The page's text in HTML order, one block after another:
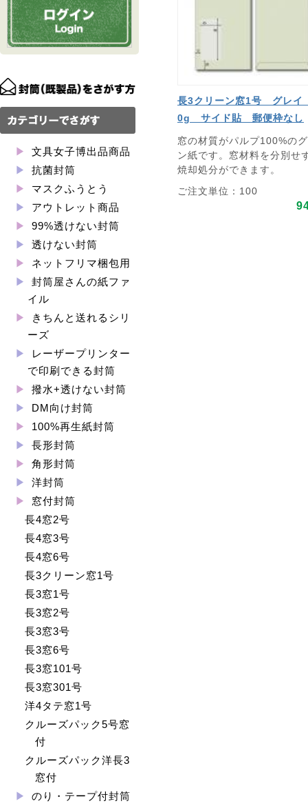
文具女子博出品商品
抗菌封筒
マスクふうとう
アウトレット商品
99%透けない封筒
透けない封筒
ネットフリマ梱包用
封筒屋さんの紙ファ
イル
きちんと送れるシリ
ーズ
レーザープリンター
で印刷できる封筒
撥水+透けない封筒
DM向け封筒
100%再生紙封筒
長形封筒
角形封筒
洋封筒
窓付封筒
長4窓2号
長4窓3号
長4窓6号
長3クリーン窓1号
長3窓1号
長3窓2号
長3窓3号
長3窓6号
長3窓101号
長3窓301号
洋4タテ窓1号
クルーズパック5号窓
付
クルーズパック洋長3
窓付
のり・テープ付封筒
長3クリーン窓1号 グレ
0g サイド貼 郵便枠なし
窓の材質がパルプ100%の
ン紙です。窓材料を分別せ
焼却処分ができます。
ご注文単位：100